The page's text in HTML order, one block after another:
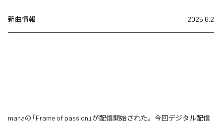
新曲情報 2025.6.2
manaの「Frame of passion」が配信開始された。今回デジタル配信